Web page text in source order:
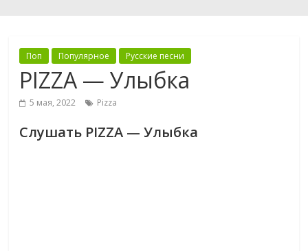
Поп Популярное Русские песни
PIZZA — Улыбка
5 мая, 2022 Pizza
Слушать PIZZA — Улыбка